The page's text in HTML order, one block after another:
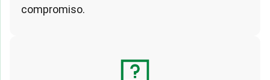
compromiso.